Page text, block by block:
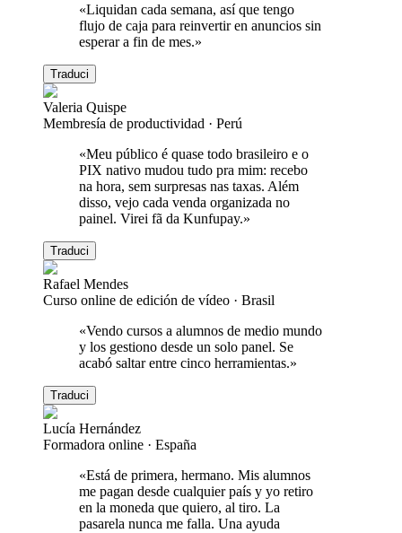
«Liquidan cada semana, así que tengo
flujo de caja para reinvertir en anuncios sin
esperar a fin de mes.»
Traduci
Valeria Quispe
Membresía de productividad · Perú
«Meu público é quase todo brasileiro e o
PIX nativo mudou tudo pra mim: recebo
na hora, sem surpresas nas taxas. Além
disso, vejo cada venda organizada no
painel. Virei fã da Kunfupay.»
Traduci
Rafael Mendes
Curso online de edición de vídeo · Brasil
«Vendo cursos a alumnos de medio mundo
y los gestiono desde un solo panel. Se
acabó saltar entre cinco herramientas.»
Traduci
Lucía Hernández
Formadora online · España
«Está de primera, hermano. Mis alumnos
me pagan desde cualquier país y yo retiro
en la moneda que quiero, al tiro. La
pasarela nunca me falla. Una ayuda